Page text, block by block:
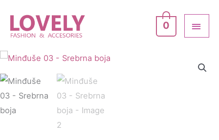
content
0
Minđuše
03
Srebrna
boja
Srebrna
boja